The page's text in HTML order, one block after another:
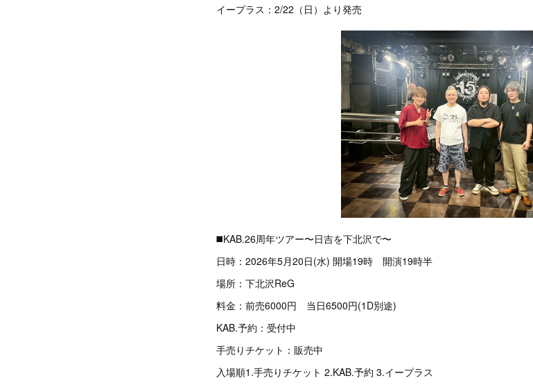
イープラス：2/22（日）より発売
◼️KAB.26周年ツアー〜日吉を下北沢で〜
日時：2026年5月20日(水) 開場19時 開演19時半
場所：下北沢ReG
料金：前売6000円 当日6500円(1D別途)
KAB.予約：受付中
手売りチケット：販売中
入場順1.手売りチケット 2.KAB.予約 3.イープラス